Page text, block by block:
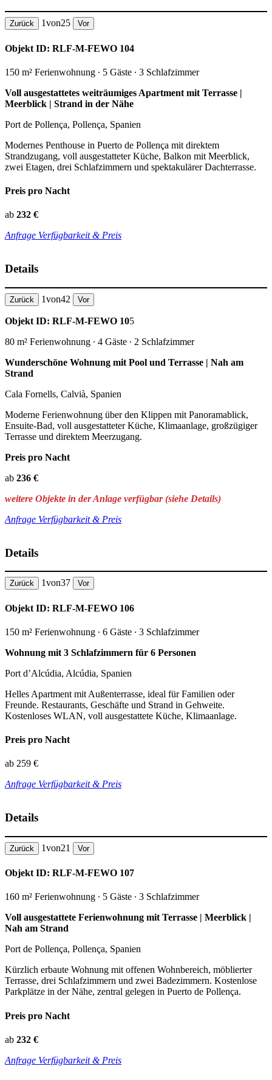
Zurück 1von25 Vor
Objekt ID: RLF-M-FEWO 104
150 m² Ferienwohnung ∙ 5 Gäste ∙ 3 Schlafzimmer
Voll ausgestattetes weiträumiges Apartment mit Terrasse |
Meerblick | Strand in der Nähe
Port de Pollença, Pollença, Spanien
Modernes Penthouse in Puerto de Pollença mit direktem
Strandzugang, voll ausgestatteter Küche, Balkon mit Meerblick,
zwei Etagen, drei Schlafzimmern und spektakulärer Dachterrasse.
Preis pro Nacht
ab 232 €
Anfrage Verfügbarkeit & Preis
Details
Zurück 1von42 Vor
Objekt ID: RLF-M-FEWO 105
80 m² Ferienwohnung ∙ 4 Gäste ∙ 2 Schlafzimmer
Wunderschöne Wohnung mit Pool und Terrasse | Nah am
Strand
Cala Fornells, Calvià, Spanien
Moderne Ferienwohnung über den Klippen mit Panoramablick,
Ensuite-Bad, voll ausgestatteter Küche, Klimaanlage, großzügiger
Terrasse und direktem Meerzugang.
Preis pro Nacht
ab 236 €
weitere Objekte in der Anlage verfügbar (siehe Details)
Anfrage Verfügbarkeit & Preis
Details
Zurück 1von37 Vor
Objekt ID: RLF-M-FEWO 106
150 m² Ferienwohnung ∙ 6 Gäste ∙ 3 Schlafzimmer
Wohnung mit 3 Schlafzimmern für 6 Personen
Port d’Alcúdia, Alcúdia, Spanien
Helles Apartment mit Außenterrasse, ideal für Familien oder
Freunde. Restaurants, Geschäfte und Strand in Gehweite.
Kostenloses WLAN, voll ausgestattete Küche, Klimaanlage.
Preis pro Nacht
ab 259 €
Anfrage Verfügbarkeit & Preis
Details
Zurück 1von21 Vor
Objekt ID: RLF-M-FEWO 107
160 m² Ferienwohnung ∙ 5 Gäste ∙ 3 Schlafzimmer
Voll ausgestattete Ferienwohnung mit Terrasse | Meerblick |
Nah am Strand
Port de Pollença, Pollença, Spanien
Kürzlich erbaute Wohnung mit offenen Wohnbereich, möblierter
Terrasse, drei Schlafzimmern und zwei Badezimmern. Kostenlose
Parkplätze in der Nähe, zentral gelegen in Puerto de Pollença.
Preis pro Nacht
ab 232 €
Anfrage Verfügbarkeit & Preis